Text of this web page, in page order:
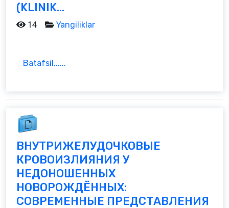
(KLINIK...
14 Yangiliklar
Batafsil......
ВНУТРИЖЕЛУДОЧКОВЫЕ
КРОВОИЗЛИЯНИЯ У
НЕДОНОШЕННЫХ
НОВОРОЖДЁННЫХ:
СОВРЕМЕННЫЕ ПРЕДСТАВЛЕНИЯ